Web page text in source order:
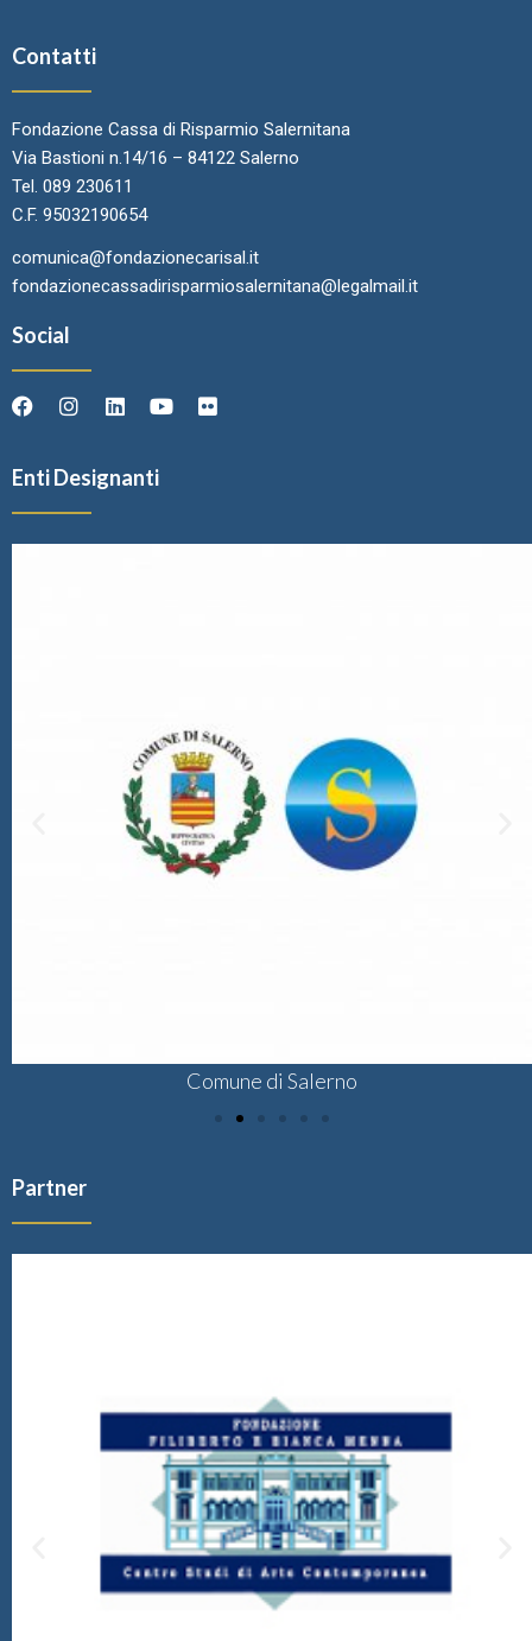
Contatti
Fondazione Cassa di Risparmio Salernitana
Via Bastioni n.14/16 – 84122 Salerno
Tel. 089 230611
C.F. 95032190654
comunica@fondazionecarisal.it
fondazionecassadirisparmiosalernitana@legalmail.it
Social
Enti Designanti
Comune di Salerno
Partner